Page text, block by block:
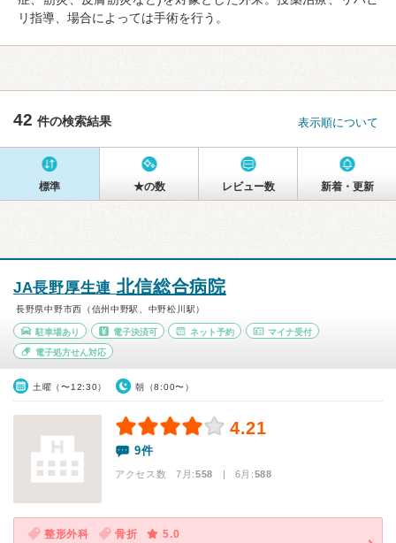
リ指導、場合によっては手術を行う。
42 件の検索結果 表示順について
標準 ★の数 レビュー数 新着・更新
JA長野厚生連 北信総合病院
長野県中野市西（信州中野駅、中野松川駅）
駐車場あり 電子決済可 ネット予約 マイナ受付
電子処方せん対応
土曜（〜12:30） 朝（8:00〜）
4.21
9件
アクセス数 7月:558 | 6月:588
整形外科 骨折
5.0